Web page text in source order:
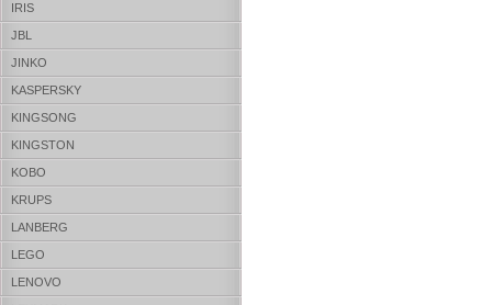
IRIS
JBL
JINKO
KASPERSKY
KINGSONG
KINGSTON
KOBO
KRUPS
LANBERG
LEGO
LENOVO